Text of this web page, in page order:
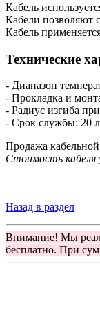
Кабель
Кабели позволяют
Кабель
Технические
- Диапазон
- Прокладка и
- Радиус изгиба
- Срок службы: 20
Продажа
Стоимость кабеля
Назад в раздел
Внимание! Мы
бесплатно. При